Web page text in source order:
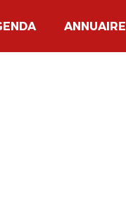
ANNUAIRE